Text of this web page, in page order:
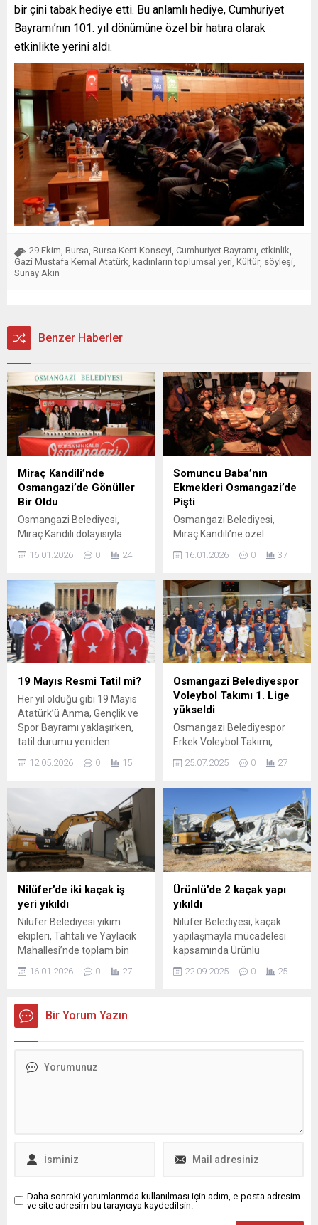
bir çini tabak hediye etti. Bu anlamlı hediye, Cumhuriyet
Bayramı’nın 101. yıl dönümüne özel bir hatıra olarak
etkinlikte yerini aldı.
29 Ekim, Bursa, Bursa Kent Konseyi, Cumhuriyet Bayramı, etkinlik,
Gazi Mustafa Kemal Atatürk, kadınların toplumsal yeri, Kültür, söyleşi,
Sunay Akın
Benzer Haberler
Miraç Kandili’nde
Osmangazi’de Gönüller
Bir Oldu
Osmangazi Belediyesi,
Miraç Kandili dolayısıyla
ikramında bulundu.
Miraç Kandili’nin manevi
iklimini ilçe sakinleriyle
paylaşmak amacıyla
düzenlediği kandil simidi
dağıtımıyla vatandaşların
gönüllerine dokundu.
Mübarek gece vesilesiyle
gerçekleştirilen etkinlik
kapsamında, Osmangazi
Belediyesi ekipleri, Hamitler
Mahallesi’nde bulunan Hacı
İbrahim Bostancı Camii’nde
yatsı namazının ardından
16.01.2026 0 24
Somuncu Baba’nın
Ekmekleri Osmangazi’de
Pişti
Osmangazi Belediyesi,
Miraç Kandili’ne özel
kadınları Somuncu Baba’nın
buluşturdu. Osmangazi
Belediyesi, İslam inancında
Hazreti Muhammed’in
(S.A.V) göğe yükseldiği gece
olarak kabul edilen Miraç
Kandili dolayısıyla,
“Somuncu Baba’nın İzinde
Ekmek Yapım Atölyesi ve
Tasavvuf Sohbetleri”
programı düzenledi.
Somuncu Baba Evi, Fırını ve
Kültür Merkezi’nde
gerçekleştirilen...
16.01.2026 0 37
19 Mayıs Resmi Tatil mi?
Her yıl olduğu gibi 19 Mayıs
Atatürk’ü Anma, Gençlik ve
Spor Bayramı yaklaşırken,
tatil durumu yeniden
gündeme geliyor. Bu özel
günde ülke genelinde pek
vatandaşlar tatil olup
olmadığını merak eder. 19
Mayıs, Türkiye
Cumhuriyeti’nde resmi
bayram olarak ilan
edilmiştir; dolayısıyla devlet
kurumları ve...
12.05.2026 0 15
Osmangazi Belediyespor
Voleybol Takımı 1. Lige
yükseldi
Osmangazi Belediyespor
Erkek Voleybol Takımı,
Arabica Coffee Erkekler 1.
Ligi’ne yükseldi. Bursa’da
kalıcı başarılar elde etmek
hedefiyle yola çıkan
Osmangazi Belediyespor,
Arabica Coffee Erkekler 1.
Ligi’nde mücadele etmeye
hazırlanıyor. Geçtiğimiz
sezon 2. Lig’de namağlup
şampiyon olarak büyük bir
başarı elde eden
Osmangazi...
25.07.2025 0 27
Nilüfer’de iki kaçak iş
yeri yıkıldı
Nilüfer Belediyesi yıkım
ekipleri, Tahtalı ve Yaylacık
Mahallesi’nde toplam bin
yerini yıktı. Nilüfer
alanlarını ve kent estetiğini
korumak amacıyla kaçak
denetimlerinin yanı sıra
kapsamda son...
16.01.2026 0 27
Ürünlü’de 2 kaçak yapı
yıkıldı
Nilüfer Belediyesi, kaçak
yapılaşmayla mücadelesi
kapsamında Ürünlü
diğeri depo olarak kullanılan
22.09.2025 0 25
Bir Yorum Yazın
Daha sonraki yorumlarımda kullanılması için adım, e-posta adresim
ve site adresim bu tarayıcıya kaydedilsin.